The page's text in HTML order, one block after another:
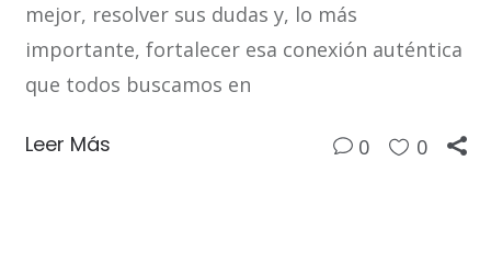
mejor, resolver sus dudas y, lo más
importante, fortalecer esa conexión auténtica
que todos buscamos en
Leer Más 0 0